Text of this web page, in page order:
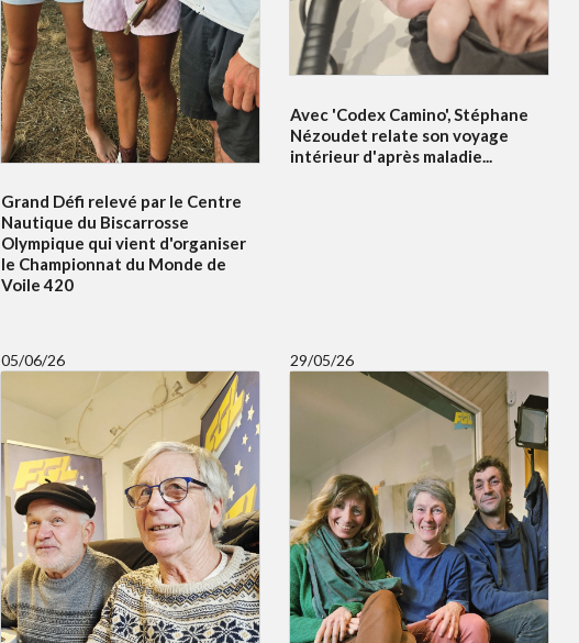
Grand Défi relevé par le Centre
Nautique du Biscarrosse
Olympique qui vient d'organiser
le Championnat du Monde de
Voile 420
Avec 'Codex Camino', Stéphane
Nézoudet relate son voyage
intérieur d'après maladie...
05/06/26 29/05/26